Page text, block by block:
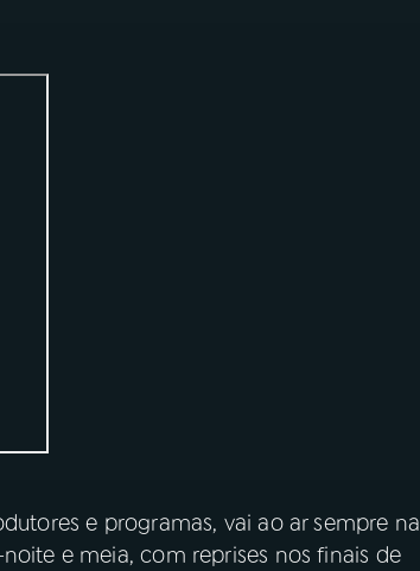
e programas, vai ao ar sempre na
e meia, com reprises nos finais de